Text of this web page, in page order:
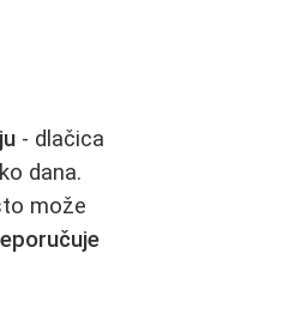
- dlačica
dana.
može